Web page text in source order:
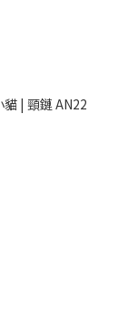
【BEIBEICOLLECTION】淋雨的小貓 | 頸鏈 AN22